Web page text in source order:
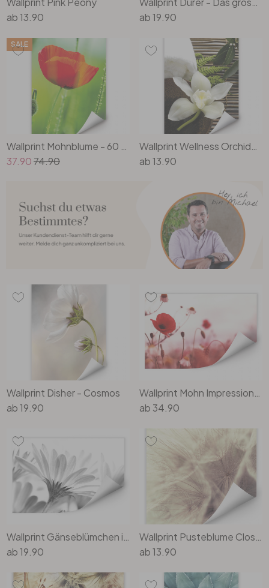
ab13.90
ab19.90
37.9074.90
SALE
ab13.90
Wallprint Disher - Cosmos
ab19.90
Wallprint Mohn Impressionen
ab34.90
Wallprint Gänseblümchen im Detail
ab19.90
Wallprint Pusteblume Close Up
ab13.90